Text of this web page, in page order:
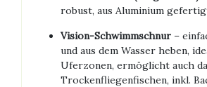
robust, aus Aluminium
Vision-Schwimmschnur –
und aus dem Wasser heben,
Uferzonen, ermöglicht auch
Trockenfliegenfischen, inkl.